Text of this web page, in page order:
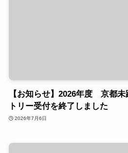
【お知らせ】2026年度 京都
トリー受付を終了しました
2026年7月6日